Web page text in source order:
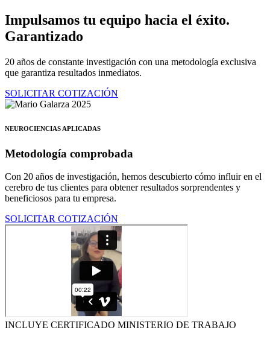
Ir
al
contenido
Impulsamos tu equipo hacia el éxito.
Garantizado
20 años de constante investigación con una metodología exclusiva
que garantiza resultados inmediatos.
SOLICITAR COTIZACIÓN
NEUROCIENCIAS APLICADAS
Metodología comprobada
Con 20 años de investigación, hemos descubierto cómo influir en el
cerebro de tus clientes para obtener resultados sorprendentes y
beneficiosos para tu empresa.
SOLICITAR COTIZACIÓN
INCLUYE CERTIFICADO MINISTERIO DE TRABAJO